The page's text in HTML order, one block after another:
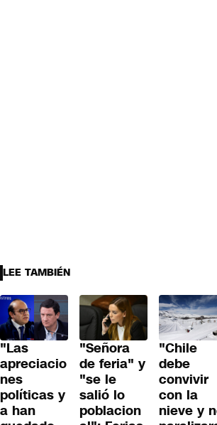
"Las
apreciacio
nes
políticas y
a han
quedado
completa
mente
"Señora
de feria" y
"se le
salió lo
poblacion
al": Ferias
Libres
rechazan
"Chile
debe
convivir
con la
nieve y no
paralizars
e":
Centros